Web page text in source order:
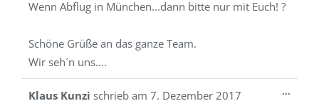
Wenn Abflug in München...dann bitte nur mit Euch! ?
Schöne Grüße an das ganze Team.
Wir seh´n uns....
Klaus Kunzi schrieb am 7. Dezember 2017
...